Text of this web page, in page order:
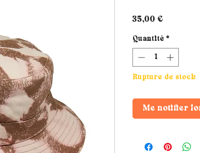
35,00 €
Quantité *
Rupture de stock
Me notifier